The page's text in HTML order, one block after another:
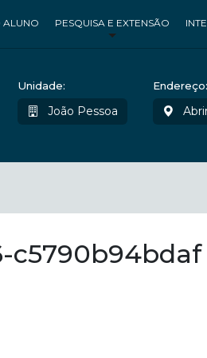
ALUNO PESQUISA E EXTENSÃO
Unidade:
João Pessoa
Endereço:
c5790b94bdaf